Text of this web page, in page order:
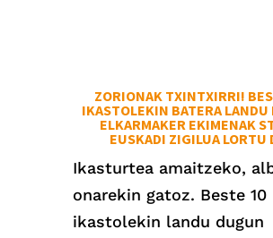
ZORIONAK TXINTXIRRI!
IKASTOLEKIN BATERA LANDU
ELKARMAKER EKIMENAK
EUSKADI ZIGILUA LORTU
Ikasturtea amaitzeko,
onarekin gatoz. Beste 10
ikastolekin landu dugun